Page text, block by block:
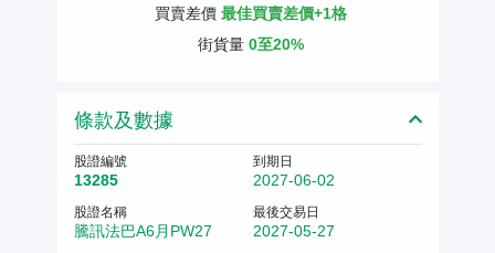
買賣差價 最佳買賣差價+1格
街貨量 0至20%
條款及數據
股證編號
13285
到期日
2027-06-02
股證名稱
騰訊法巴A6月PW27
最後交易日
2027-05-27